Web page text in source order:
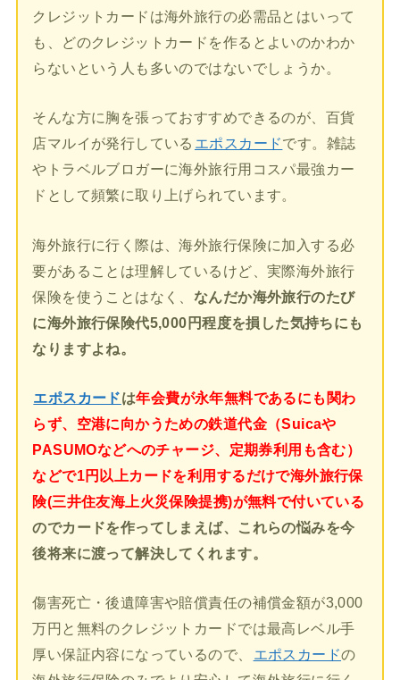
クレジットカードは海外旅行の必需品とはいって
も、どのクレジットカードを作るとよいのかわか
らないという人も多いのではないでしょうか。
そんな方に胸を張っておすすめできるのが、百貨
店マルイが発行している エポスカードです。雑誌
やトラベルブロガーに海外旅行用コスパ最強カー
ドとして頻繁に取り上げられています。
海外旅行に行く際は、海外旅行保険に加入する必
要があることは理解しているけど、実際海外旅行
保険を使うことはなく、 なんだか海外旅行のたび
に海外旅行保険代5,000円程度を損した気持ちにも
なりますよね。
エポスカードは年会費が永年無料であるにも関わ
らず、空港に向かうための鉄道代金（Suicaや
PASUMOなどへのチャージ、定期券利用も含む）
などで1円以上カードを利用するだけで海外旅行保
険(三井住友海上火災保険提携)が無料で付いている
のでカードを作ってしまえば、これらの悩みを今
後将来に渡って解決してくれます。
傷害死亡・後遺障害や賠償責任の補償金額が3,000
万円と無料のクレジットカードでは最高レベル手
厚い保証内容になっているので、
エポスカードの